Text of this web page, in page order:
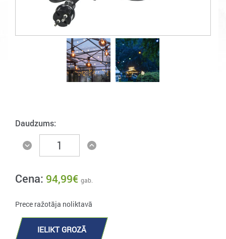
Daudzums:
Cena: 94,99€ gab.
Prece ražotāja noliktavā
IELIKT GROZĀ